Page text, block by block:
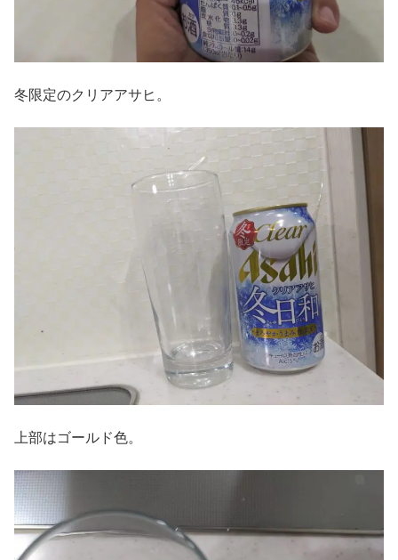
冬限定のクリアアサヒ。
上部はゴールド色。